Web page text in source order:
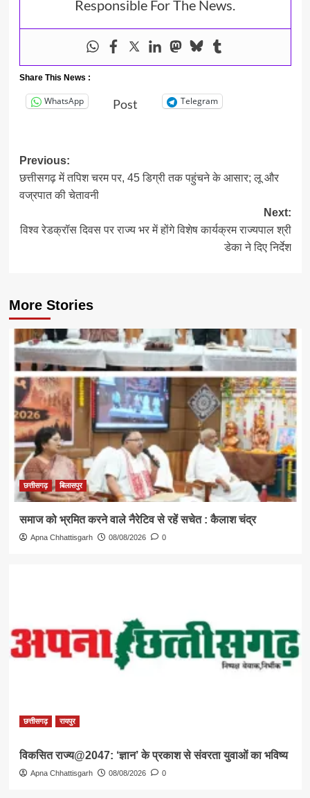
Responsible For The News.
Share This News :
WhatsApp Post Telegram
Post
navigation
Previous:
छत्तीसगढ़ में तपिश चरम पर, 45 डिग्री तक पहुंचने के आसार; लू और
वज्रपात की चेतावनी
Next:
विश्व रेडक्रॉस दिवस पर राज्य भर में होंगे विशेष कार्यक्रम राज्यपाल श्री
डेका ने दिए निर्देश
More Stories
छत्तीसगढ़ बिलासपुर
समाज को भ्रमित करने वाले नैरेटिव से रहें सचेत : कैलाश चंद्र
Apna Chhattisgarh 08/08/2026 0
छत्तीसगढ़ रायपुर
विकसित राज्य@2047: ‘ज्ञान’ के प्रकाश से संवरता युवाओं का भविष्य
Apna Chhattisgarh 08/08/2026 0